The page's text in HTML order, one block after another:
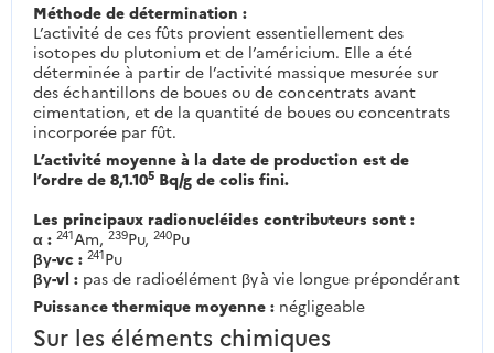
Méthode de détermination :
L’activité de ces fûts provient essentiellement des
isotopes du plutonium et de l’américium. Elle a été
déterminée à partir de l’activité massique mesurée sur
des échantillons de boues ou de concentrats avant
cimentation, et de la quantité de boues ou concentrats
incorporée par fût.
L’activité moyenne à la date de production est de
l’ordre de 8,1.105Bq/g de colis fini.
Les principaux radionucléides contributeurs sont :
α : 241Am, 239Pu, 240Pu
βγ-vc : 241Pu
βγ-vl : pas de radioélément βγ à vie longue prépondérant
Puissance thermique moyenne :négligeable
Sur les éléments chimiques